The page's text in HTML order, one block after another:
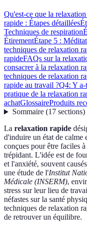
Qu'est-ce que la
rapide : Étapes détaillées
Techniques de respiration
ÉtirementÉtape 5 :
techniques de relaxation
rapideFAQs sur la
consacrer à la relaxation
techniques de relaxation
rapide au travail ?Q4: Y a-
pratique de la relaxation
achatGlossaireProduits
Sommaire(17 sections)
La relaxation rapide
d'induire un état de calme
conçues pour être faciles
trépidant. L'idée est de
et l'anxiété, souvent
une étude de l'Institut
Médicale (INSERM),
stress sur leur lieu de
néfastes sur la santé
techniques de relaxation
de retrouver un équilibre.